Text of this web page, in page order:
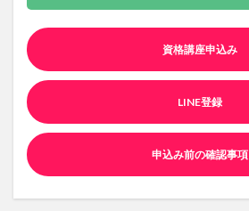
資格講座申込み
LINE登録
申込み前の確認事項